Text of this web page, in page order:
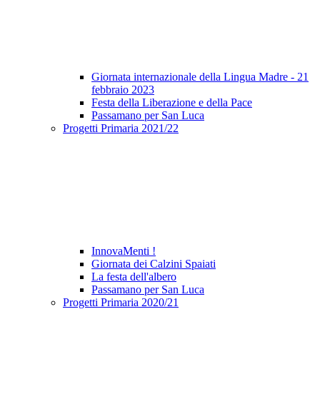
Giornata internazionale della Lingua Madre - 21
febbraio 2023
Festa della Liberazione e della Pace
Passamano per San Luca
Progetti Primaria 2021/22
InnovaMenti !
Giornata dei Calzini Spaiati
La festa dell'albero
Passamano per San Luca
Progetti Primaria 2020/21